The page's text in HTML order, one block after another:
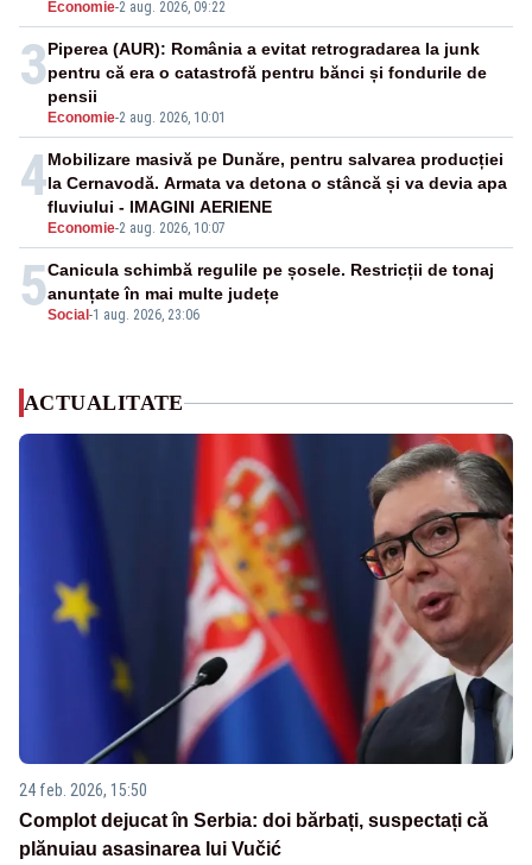
Economie-2 aug. 2026, 09:22
3
Economie-2 aug. 2026, 10:01
Piperea (AUR): România a evitat retrogradarea la junk
pentru că era o catastrofă pentru bănci și fondurile de
pensii
4
Economie-2 aug. 2026, 10:07
Mobilizare masivă pe Dunăre, pentru salvarea producției
la Cernavodă. Armata va detona o stâncă și va devia apa
fluviului - IMAGINI AERIENE
5Social -1 aug. 2026, 23:06
Canicula schimbă regulile pe șosele. Restricții de tonaj
anunțate în mai multe județe
ACTUALITATE
24 feb. 2026, 15:50
Complot dejucat în Serbia: doi bărbați, suspectați că
plănuiau asasinarea lui Vučić